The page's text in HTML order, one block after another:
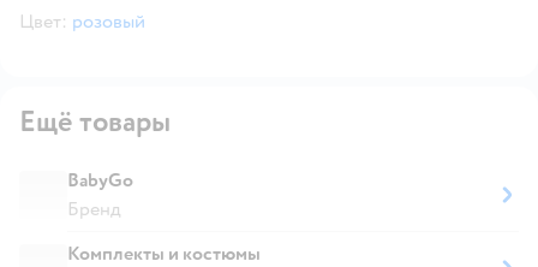
Цвет: розовый
Ещё товары
BabyGo
Бренд
Комплекты и костюмы